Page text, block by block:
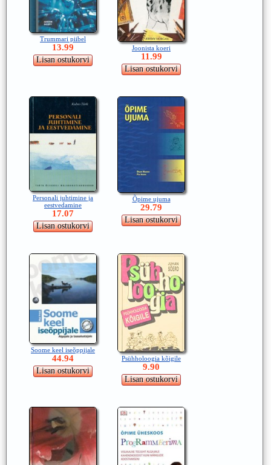
Trummari piibel
13.99 Joonista koeri
11.99
Personali juhtimine ja
eestvedamine
17.07
Õpime ujuma
29.79
Soome keel iseõppijale
44.94 Psühholoogia kõigile
9.90